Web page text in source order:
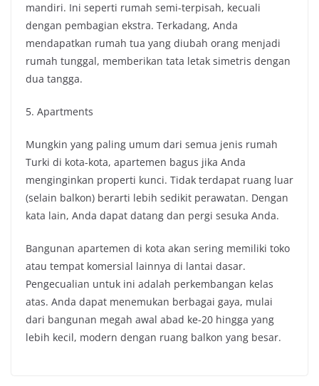
mandiri. Ini seperti rumah semi-terpisah, kecuali
dengan pembagian ekstra. Terkadang, Anda
mendapatkan rumah tua yang diubah orang menjadi
rumah tunggal, memberikan tata letak simetris dengan
dua tangga.
5. Apartments
Mungkin yang paling umum dari semua jenis rumah
Turki di kota-kota, apartemen bagus jika Anda
menginginkan properti kunci. Tidak terdapat ruang luar
(selain balkon) berarti lebih sedikit perawatan. Dengan
kata lain, Anda dapat datang dan pergi sesuka Anda.
Bangunan apartemen di kota akan sering memiliki toko
atau tempat komersial lainnya di lantai dasar.
Pengecualian untuk ini adalah perkembangan kelas
atas. Anda dapat menemukan berbagai gaya, mulai
dari bangunan megah awal abad ke-20 hingga yang
lebih kecil, modern dengan ruang balkon yang besar.